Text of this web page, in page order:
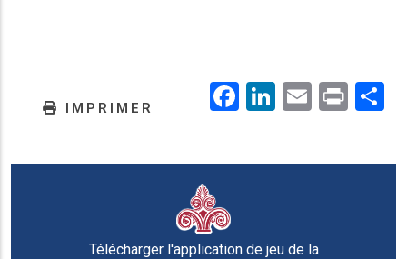
IMPRIMER Facebook
LinkedIn
EmailPrint
Télécharger l'application de jeu de la